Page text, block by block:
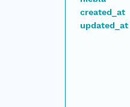
created_at
updated_at